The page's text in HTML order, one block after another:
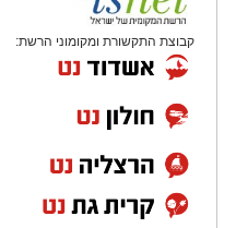
קבוצת התקשורת ומקומוני הרשת: